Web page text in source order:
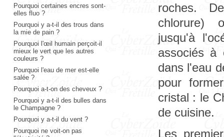
Pourquoi certaines encres sont-
elles fluo ?
Pourquoi y a-t-il des trous dans
la mie de pain ?
Pourquoi l'œil humain perçoit-il
mieux le vert que les autres
couleurs ?
Pourquoi l'eau de mer est-elle
salée ?
Pourquoi a-t-on des cheveux ?
Pourquoi y a-t-il des bulles dans
le Champagne ?
Pourquoi y a-t-il du vent ?
Pourquoi ne voit-on pas
roches.
chlorure)
jusqu'à
associés à
dans l'eau
pour
cristal : le
de cuisine.
Les